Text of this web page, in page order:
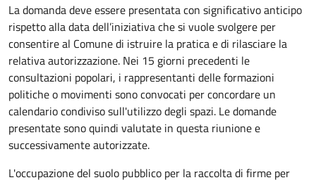
La domanda deve essere presentata con significativo anticipo
rispetto alla data dell’iniziativa che si vuole svolgere per
consentire al Comune di istruire la pratica e di rilasciare la
relativa autorizzazione. Nei 15 giorni precedenti le
consultazioni popolari, i rappresentanti delle formazioni
politiche o movimenti sono convocati per concordare un
calendario condiviso sull'utilizzo degli spazi. Le domande
presentate sono quindi valutate in questa riunione e
successivamente autorizzate.
L'occupazione del suolo pubblico per la raccolta di firme per